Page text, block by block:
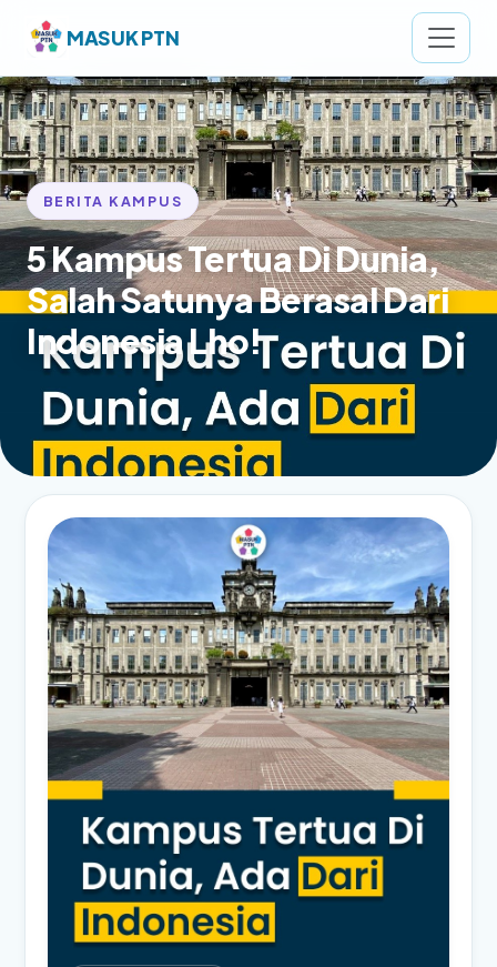
MASUK PTN
BERITA KAMPUS
5 Kampus Tertua Di Dunia,
Salah Satunya Berasal Dari
Indonesia Lho!